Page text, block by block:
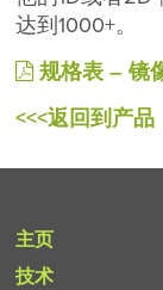
达到1000+。
规格表 – 镜
<<<返回到产品
主页
技术